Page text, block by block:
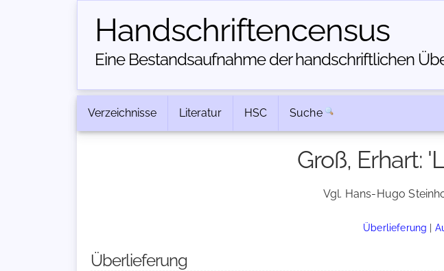
Handschriften­census
Eine Bestandsaufnahme der handschriftlichen
Verzeichnisse Literatur HSC Suche
Groß, Erhart:
Vgl. Hans-Hugo
Überlieferung |
Überlieferung